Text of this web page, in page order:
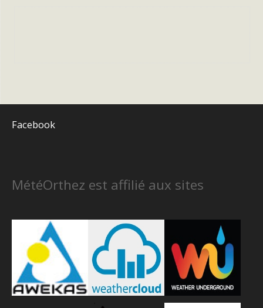
Facebook
MétéOrthez est affilié aux sites